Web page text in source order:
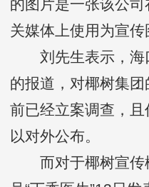
的图片是一张该公
关媒体上使用为宣传
刘先生表示，海
的报道，对椰树集
前已经立案调查，
以对外公布。
而对于椰树宣传